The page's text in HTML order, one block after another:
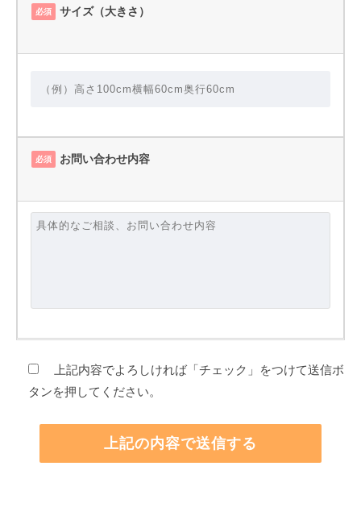
必須 サイズ（大きさ）
必須 お問い合わせ内容
上記内容でよろしければ「チェック」をつけて送信ボ
タンを押してください。